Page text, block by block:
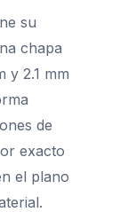
su
chapa
y 2.1 mm
de
exacto
el plano